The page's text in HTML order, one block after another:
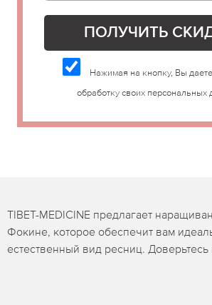
Нажимая на кнопку, Вы
обработку своих персональных
TIBET-MEDICINE предлагает
Фокине, которое обеспечит вам
естественный вид ресниц.